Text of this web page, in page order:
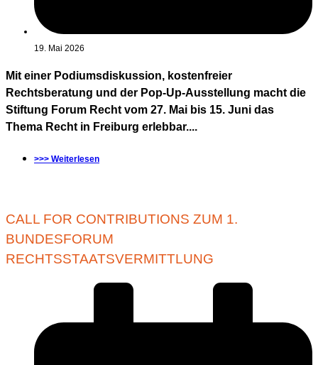
19. Mai 2026
Mit einer Podiumsdiskussion, kostenfreier
Rechtsberatung und der Pop-Up-Ausstellung macht die
Stiftung Forum Recht vom 27. Mai bis 15. Juni das
Thema Recht in Freiburg erlebbar....
>>> Weiterlesen
CALL FOR CONTRIBUTIONS ZUM 1.
BUNDESFORUM
RECHTSSTAATSVERMITTLUNG